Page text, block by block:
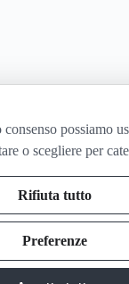
possiamo
o scegliere per
Rifiuta tutto
Preferenze